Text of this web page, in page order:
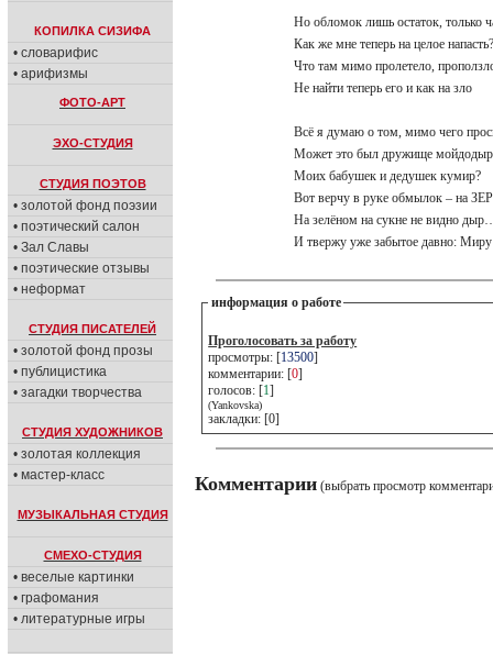
КОПИЛКА СИЗИФА
• словарифис
• арифизмы
ФОТО-АРТ
ЭХО-СТУДИЯ
СТУДИЯ ПОЭТОВ
• золотой фонд поэзии
• поэтический салон
• Зал Славы
• поэтические отзывы
• неформат
СТУДИЯ ПИСАТЕЛЕЙ
• золотой фонд прозы
• публицистика
• загадки творчества
СТУДИЯ ХУДОЖНИКОВ
• золотая коллекция
• мастер-класс
МУЗЫКАЛЬНАЯ СТУДИЯ
СМЕХО-СТУДИЯ
• веселые картинки
• графомания
• литературные игры
Но обломок лишь остаток, только
Как же мне теперь на целое
Что там мимо пролетело,
Не найти теперь его и как на зло
Всё я думаю о том, мимо чего
Может это был дружище
Моих бабушек и дедушек кумир?
Вот верчу в руке обмылок – на
На зелёном на сукне не видно
И твержу уже забытое давно:
информация о работе
Проголосовать за работу
просмотры: [13500]
комментарии: [0]
голосов: [1]
(Yankovska)
закладки: [0]
Комментарии (выбрать просмотр